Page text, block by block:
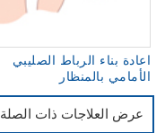
اعادة بناء الرباط الصليبي
الأمامي بالمنظار
عرض العلاجات ذات الصلة